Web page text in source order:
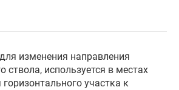
изменения направления
ствола, используется в местах
участка к